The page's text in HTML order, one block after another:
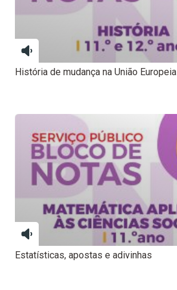
História de mudança na União Europeia
Estatísticas, apostas e adivinhas